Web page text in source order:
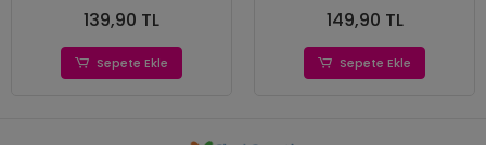
139,90 TL
Sepete Ekle
149,90 TL
Sepete Ekle